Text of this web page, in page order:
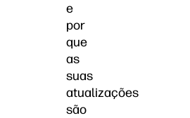
e
por
que
as
suas
atualizações
são